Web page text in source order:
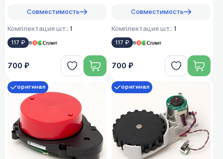
Совместимость
Комплектация шт.: 1
117 ₽ в
700 ₽
Совместимость
Комплектация шт.: 1
117 ₽ в
700 ₽
оригинал оригинал